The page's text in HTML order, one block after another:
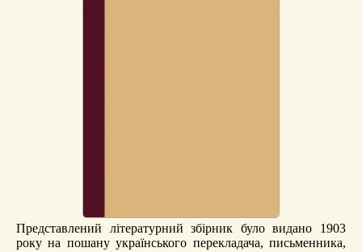
Представлений літературний збірник було видано 1903
року на пошану українського перекладача, письменника,